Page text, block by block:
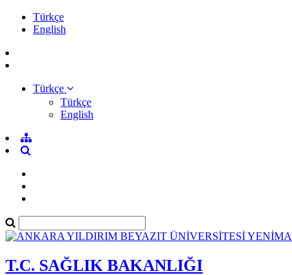
Türkçe
English
Türkçe
Türkçe
English
T.C. SAĞLIK BAKANLIĞI